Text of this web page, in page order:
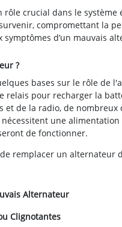
rôle crucial dans le
compromettant la
d’un mauvais
?
bases sur le rôle de
relais pour recharger la
et de la radio, de nombreux
une
de fonctionner.
remplacer un
Alternateur
Clignotantes